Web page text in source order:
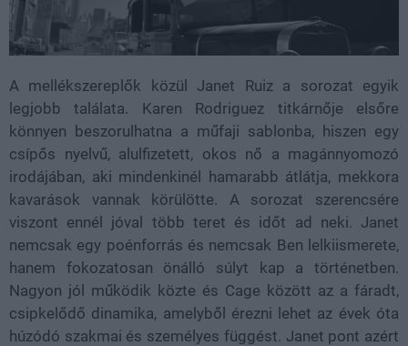
A mellékszereplők közül Janet Ruiz a sorozat egyik
legjobb találata. Karen Rodriguez titkárnője elsőre
könnyen beszorulhatna a műfaji sablonba, hiszen egy
csípős nyelvű, alulfizetett, okos nő a magánnyomozó
irodájában, aki mindenkinél hamarabb átlátja, mekkora
kavarások vannak körülötte. A sorozat szerencsére
viszont ennél jóval több teret és időt ad neki. Janet
nemcsak egy poénforrás és nemcsak Ben lelkiismerete,
hanem fokozatosan önálló súlyt kap a történetben.
Nagyon jól működik közte és Cage között az a fáradt,
csipkelődő dinamika, amelyből érezni lehet az évek óta
húzódó szakmai és személyes függést. Janet pont azért